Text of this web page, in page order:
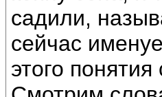
садили,
сейчас
этого